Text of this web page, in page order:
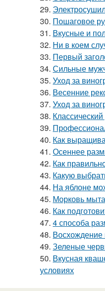
29.
30. Пошаговое
31. Вкусные и
32. Ни в коем
33. Первый
34. Сильные
35. Уход за
36. Весенние
37. Уход за
38.
39.
40. Как
41. Осеннее
42. Как
43. Какую
44. На яблоне
45. Морковь
46. Как
47. 4 способа
48. Восхождение
49. Зеленые
50. Вкусная
условиях